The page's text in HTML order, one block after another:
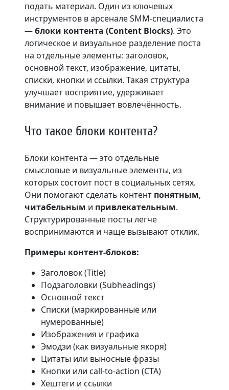
подать материал. Один из ключевых
инструментов в арсенале SMM-специалиста
—блоки контента (Content Blocks). Это
логическое и визуальное разделение поста
на отдельные элементы: заголовок,
основной текст, изображение, цитаты,
списки, кнопки и ссылки. Такая структура
улучшает восприятие, удерживает
внимание и повышает вовлечённость.
Что такое блоки контента?
Блоки контента — это отдельные
смысловые и визуальные элементы, из
которых состоит пост в социальных сетях.
Они помогают сделать контент понятным,
читабельным и привлекательным.
Структурированные посты легче
воспринимаются и чаще вызывают отклик.
Примеры контент-блоков:
Заголовок (Title)
Подзаголовки (Subheadings)
Основной текст
Списки (маркированные или
нумерованные)
Изображения и графика
Эмодзи (как визуальные якоря)
Цитаты или выносные фразы
Кнопки или call-to-action (CTA)
Хештеги и ссылки